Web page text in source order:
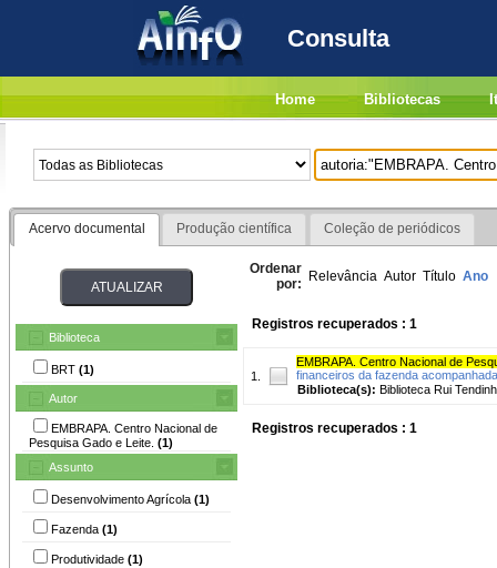
Consulta
Home Bibliotecas
Acervo documental Produção científica Coleção de periódicos
Biblioteca
BRT (1)
Autor
EMBRAPA. Centro Nacional de
Pesquisa Gado e Leite. (1)
Assunto
Desenvolvimento Agrícola (1)
Fazenda (1)
Produtividade (1)
Ordenar
por: Relevância Autor Título Ano
Registros recuperados : 1
1.
EMBRAPA. Centro Nacional de
financeiros da fazenda
Biblioteca(s): Biblioteca Rui
Registros recuperados : 1